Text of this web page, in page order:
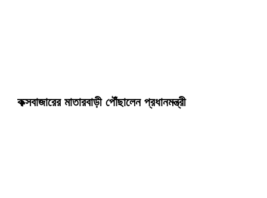
কক্সবাজারের মাতারবাড়ী পৌঁছালেন প্রধানমন্ত্রী